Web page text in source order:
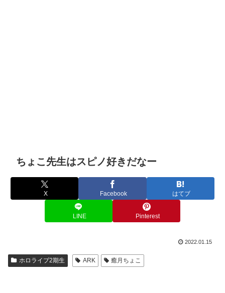
ちょこ先生はスピノ好きだなー
X Facebook はてブ
LINE Pinterest
2022.01.15
ホロライブ2期生 ARK 癒月ちょこ